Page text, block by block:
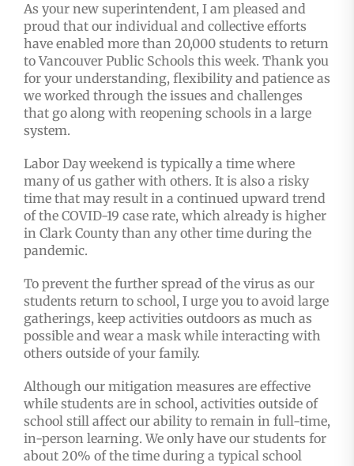
As your new superintendent, I am pleased and
proud that our individual and collective efforts
have enabled more than 20,000 students to return
to Vancouver Public Schools this week. Thank you
for your understanding, flexibility and patience as
we worked through the issues and challenges
that go along with reopening schools in a large
system.
Labor Day weekend is typically a time where
many of us gather with others. It is also a risky
time that may result in a continued upward trend
of the COVID-19 case rate, which already is higher
in Clark County than any other time during the
pandemic.
To prevent the further spread of the virus as our
students return to school, I urge you to avoid large
gatherings, keep activities outdoors as much as
possible and wear a mask while interacting with
others outside of your family.
Although our mitigation measures are effective
while students are in school, activities outside of
school still affect our ability to remain in full-time,
in-person learning. We only have our students for
about 20% of the time during a typical school